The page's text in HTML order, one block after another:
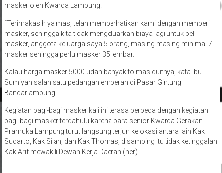
masker oleh Kwarda Lampung.
“Terimakasih ya mas, telah memperhatikan kami dengan memberi
masker, sehingga kita tidak mengeluarkan biaya lagi untuk beli
masker, anggota keluarga saya 5 orang, masing masing minimal 7
masker sehingga perlu masker 35 lembar.
Kalau harga masker 5000 udah banyak to mas duitnya, kata ibu
Sumiyah salah satu pedangan emperan di Pasar Gintung
Bandarlampung.
Kegiatan bagi-bagi masker kali ini terasa berbeda dengan kegiatan
bagi-bagi masker terdahulu karena para senior Kwarda Gerakan
Pramuka Lampung turut langsung terjun kelokasi antara lain Kak
Sudarto, Kak Silan, dan Kak Thomas, disamping itu tidak ketinggalan
Kak Arif mewakili Dewan Kerja Daerah.(her)